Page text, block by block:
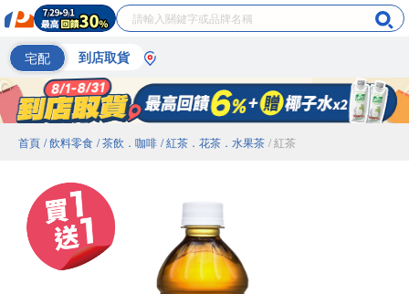
宅配 到店取貨
首頁 / 飲料零食 / 茶飲．咖啡 / 紅茶．花茶．水果茶 / 紅茶